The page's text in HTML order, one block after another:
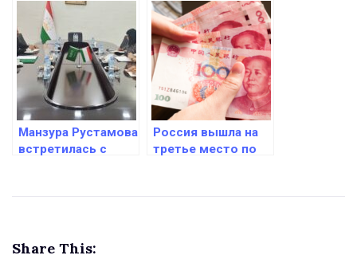
электростанцию
для «Арктик
СПГ-2»
поставки нефти и
газа
Манзура Рустамова
встретилась с
Таджикистан
Россия вышла на
третье место по
Share This: